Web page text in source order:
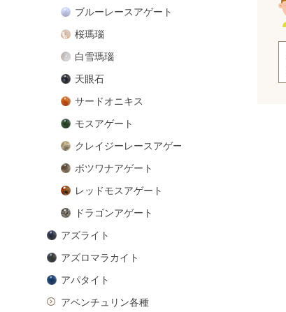
ブルーレースアゲート
桜瑪瑙
白雪瑪瑙
天眼石
サードオニキス
モスアゲート
クレイジーレースアゲート
ボツワナアゲート
レッドモスアゲート
ドラゴンアゲート
アズライト
アズロマラカイト
アパタイト
アベンチュリン各種